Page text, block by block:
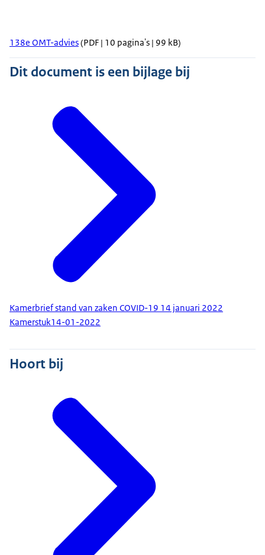
138e OMT-advies(PDF | 10 pagina's | 99 kB)
Dit document is een bijlage bij
Kamerbrief stand van zaken COVID-19 14 januari 2022
Kamerstuk14-01-2022
Hoort bij